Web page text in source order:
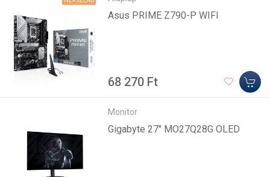
Asus PRIME Z790-P WIFI
68 270 Ft
Monitor
Gigabyte 27" MO27Q28G OLED